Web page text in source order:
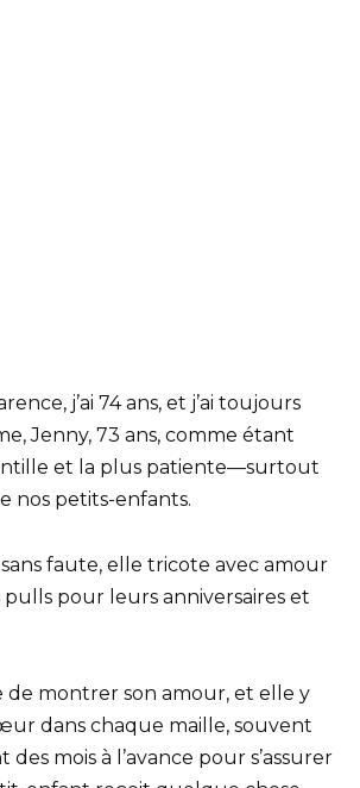
j’ai 74 ans, et j’ai toujours
Jenny, 73 ans, comme étant
et la plus patiente—surtout
nos petits-enfants.
faute, elle tricote avec amour
pour leurs anniversaires et
de montrer son amour, et elle y
dans chaque maille, souvent
mois à l’avance pour s’assurer